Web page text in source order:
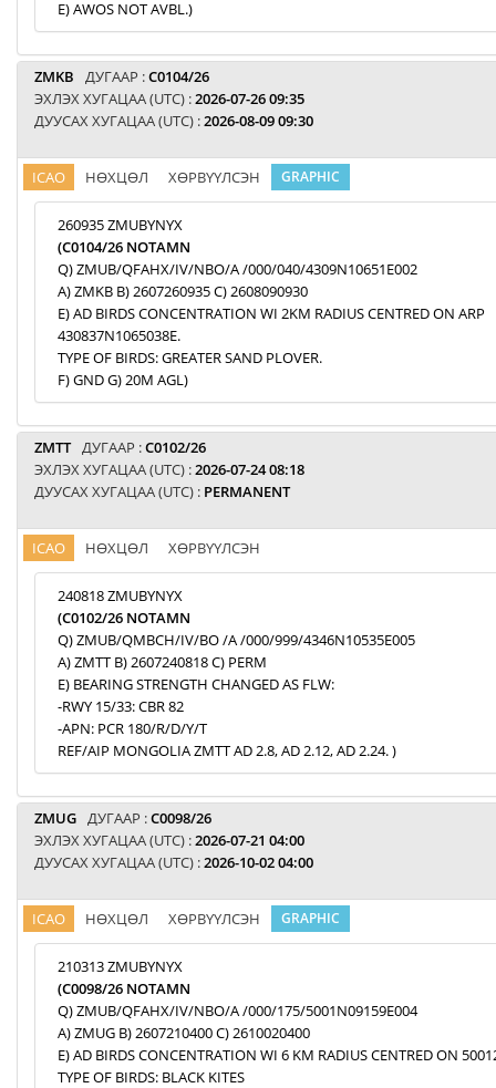
E) AWOS NOT AVBL.)
ZMKB ДУГААР :C0104/26
ЭХЛЭХ ХУГАЦАА (UTC) :2026-07-26 09:35
ДУУСАХ ХУГАЦАА (UTC) :2026-08-09 09:30
ICAO НӨХЦӨЛ ХӨРВҮҮЛСЭН GRAPHIC
260935 ZMUBYNYX
(C0104/26 NOTAMN
Q) ZMUB/QFAHX/IV/NBO/A /000/040/4309N10651E002
A) ZMKB B) 2607260935 C) 2608090930
E) AD BIRDS CONCENTRATION WI 2KM RADIUS CENTRED ON ARP
430837N1065038E.
TYPE OF BIRDS: GREATER SAND PLOVER.
F) GND G) 20M AGL)
ZMTT ДУГААР :C0102/26
ЭХЛЭХ ХУГАЦАА (UTC) :2026-07-24 08:18
ДУУСАХ ХУГАЦАА (UTC) : PERMANENT
ICAO НӨХЦӨЛ ХӨРВҮҮЛСЭН
240818 ZMUBYNYX
(C0102/26 NOTAMN
Q) ZMUB/QMBCH/IV/BO /A /000/999/4346N10535E005
A) ZMTT B) 2607240818 C) PERM
E) BEARING STRENGTH CHANGED AS FLW:
-RWY 15/33: CBR 82
-APN: PCR 180/R/D/Y/T
REF/AIP MONGOLIA ZMTT AD 2.8, AD 2.12, AD 2.24. )
ZMUG ДУГААР :C0098/26
ЭХЛЭХ ХУГАЦАА (UTC) :2026-07-21 04:00
ДУУСАХ ХУГАЦАА (UTC) :2026-10-02 04:00
ICAO НӨХЦӨЛ ХӨРВҮҮЛСЭН GRAPHIC
210313 ZMUBYNYX
(C0098/26 NOTAMN
Q) ZMUB/QFAHX/IV/NBO/A /000/175/5001N09159E004
A) ZMUG B) 2607210400 C) 2610020400
E) AD BIRDS CONCENTRATION WI 6 KM RADIUS CENTRED ON
TYPE OF BIRDS: BLACK KITES